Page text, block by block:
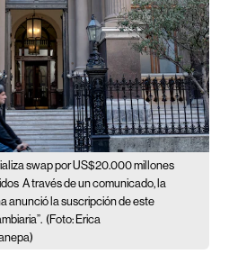
swap por US$20.000 millones
A través de un comunicado, la
anunció la suscripción de este
(Foto: Erica